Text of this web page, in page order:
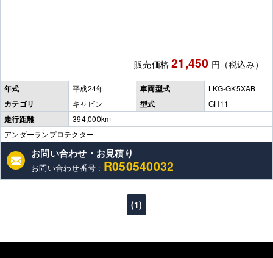
販売価格 21,450 円（税込み）
年式 平成24年 車両型式 LKG-GK5XAB
カテゴリ キャビン 型式 GH11
走行距離
394,000km
アンダーランプロテクター
お問い合わせ・お見積り
お問い合わせ番号 : R050540032
(1)